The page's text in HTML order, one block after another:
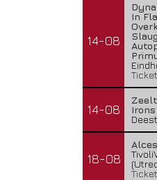
14-08
In
14-08
Irons
Deest
18-08